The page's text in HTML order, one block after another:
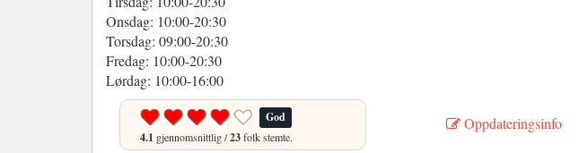
Onsdag: 10:00-20:30
Torsdag: 09:00-20:30
Fredag: 10:00-20:30
Lørdag: 10:00-16:00
God
4.1 gjennomsnittlig /23folk stemte.
Oppdateringsinfo